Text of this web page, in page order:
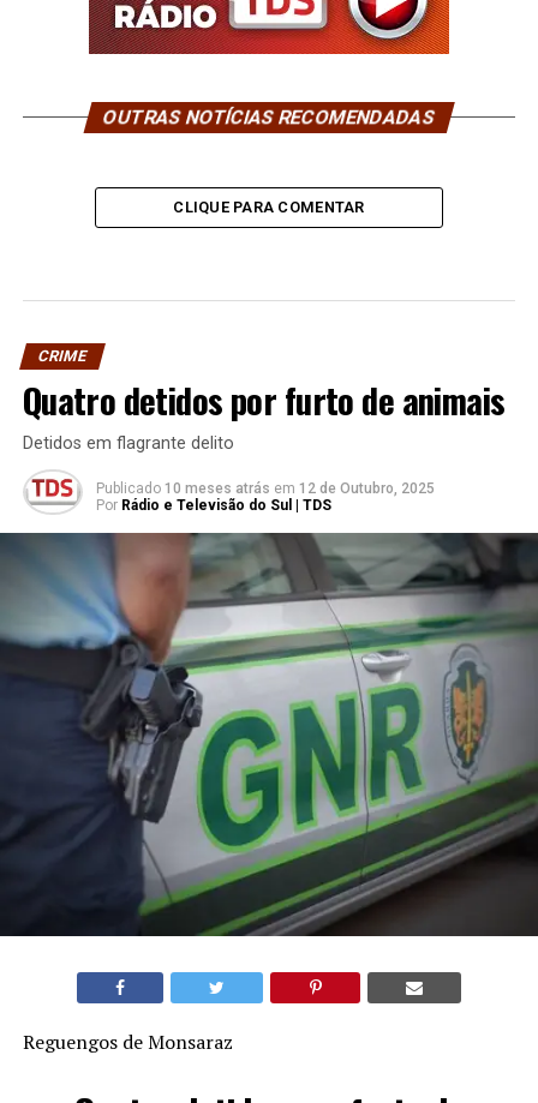
OUTRAS NOTÍCIAS RECOMENDADAS
CLIQUE PARA COMENTAR
CRIME
Quatro detidos por furto de animais
Detidos em flagrante delito
Publicado 10 meses atrás em 12 de Outubro, 2025
Por Rádio e Televisão do Sul | TDS
Reguengos de Monsaraz